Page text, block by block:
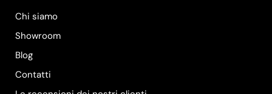
Chi siamo
Showroom
Blog
Contatti